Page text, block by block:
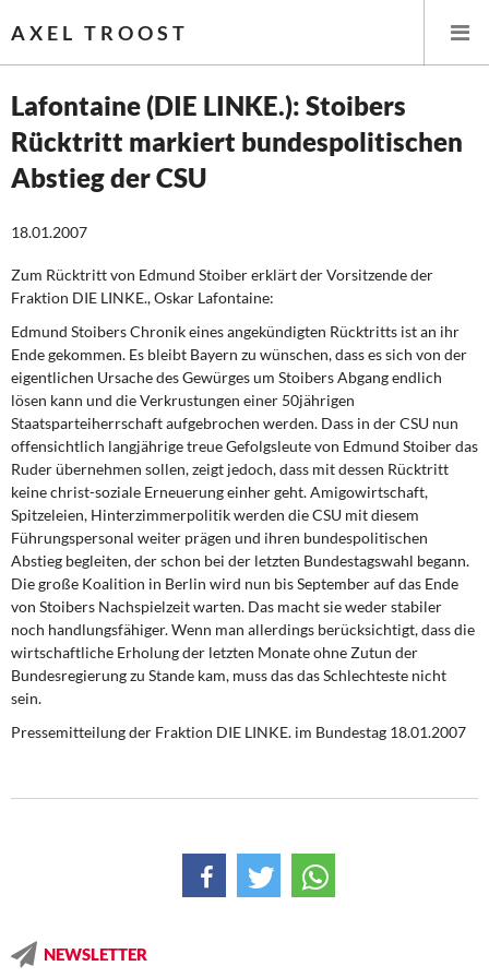
AXEL TROOST
Startseite
Institut Solidarische Moderne
Rosa-Luxemburg-Stiftung
Über mich
Kontakt
Lafontaine (DIE LINKE.): Stoibers
Rücktritt markiert bundespolitischen
Abstieg der CSU
18.01.2007
Zum Rücktritt von Edmund Stoiber erklärt der Vorsitzende der
Fraktion DIE LINKE., Oskar Lafontaine:
Edmund Stoibers Chronik eines angekündigten Rücktritts ist an ihr
Ende gekommen. Es bleibt Bayern zu wünschen, dass es sich von der
eigentlichen Ursache des Gewürges um Stoibers Abgang endlich
lösen kann und die Verkrustungen einer 50jährigen
Staatsparteiherrschaft aufgebrochen werden. Dass in der CSU nun
offensichtlich langjährige treue Gefolgsleute von Edmund Stoiber das
Ruder übernehmen sollen, zeigt jedoch, dass mit dessen Rücktritt
keine christ-soziale Erneuerung einher geht. Amigowirtschaft,
Spitzeleien, Hinterzimmerpolitik werden die CSU mit diesem
Führungspersonal weiter prägen und ihren bundespolitischen
Abstieg begleiten, der schon bei der letzten Bundestagswahl begann.
Die große Koalition in Berlin wird nun bis September auf das Ende
von Stoibers Nachspielzeit warten. Das macht sie weder stabiler
noch handlungsfähiger. Wenn man allerdings berücksichtigt, dass die
wirtschaftliche Erholung der letzten Monate ohne Zutun der
Bundesregierung zu Stande kam, muss das das Schlechteste nicht
sein.
Pressemitteilung der Fraktion DIE LINKE. im Bundestag 18.01.2007
NEWSLETTER